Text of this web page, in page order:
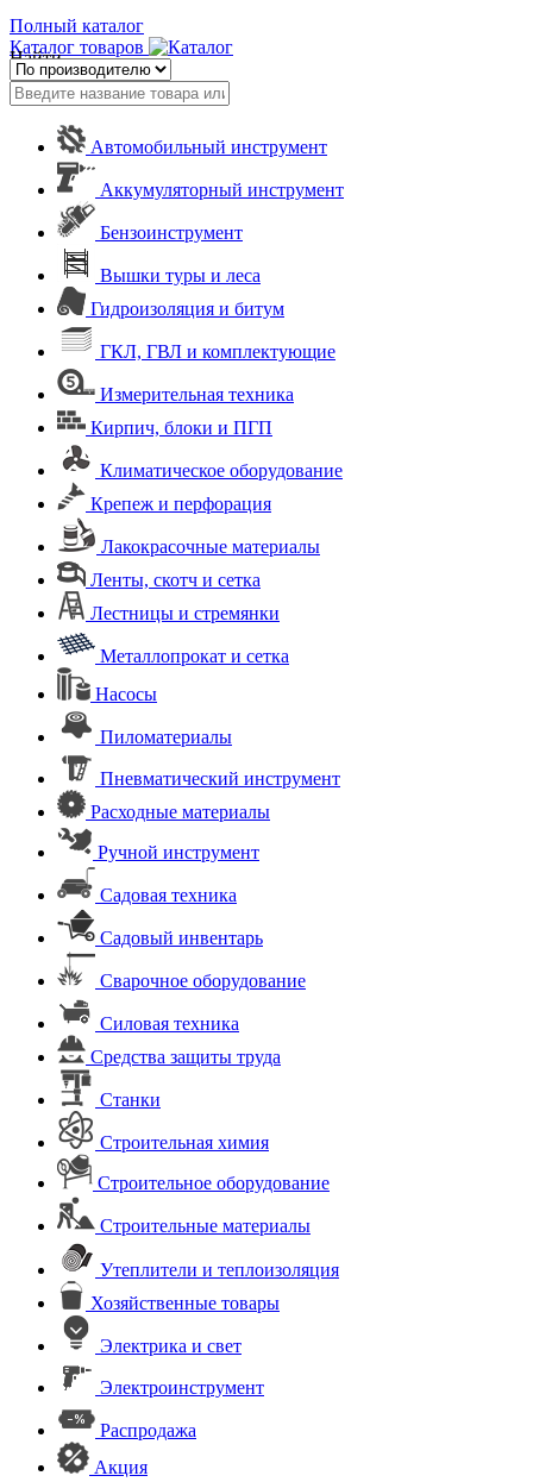
Полный каталог
Каталог товаров
Найти
Автомобильный инструмент
Аккумуляторный инструмент
Бензоинструмент
Вышки туры и леса
Гидроизоляция и битум
ГКЛ, ГВЛ и комплектующие
Измерительная техника
Кирпич, блоки и ПГП
Климатическое оборудование
Крепеж и перфорация
Лакокрасочные материалы
Ленты, скотч и сетка
Лестницы и стремянки
Металлопрокат и сетка
Насосы
Пиломатериалы
Пневматический инструмент
Расходные материалы
Ручной инструмент
Садовая техника
Садовый инвентарь
Сварочное оборудование
Силовая техника
Средства защиты труда
Станки
Строительная химия
Строительное оборудование
Строительные материалы
Утеплители и теплоизоляция
Хозяйственные товары
Электрика и свет
Электроинструмент
Распродажа
Акция